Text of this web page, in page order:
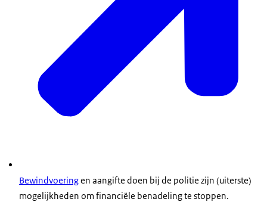
Bewindvoeringen aangifte doen bij de politie zijn (uiterste)
mogelijkheden om financiële benadeling te stoppen.